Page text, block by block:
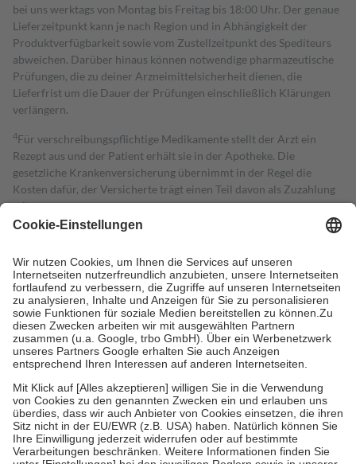
bei uns werktags von Montag bis Freitag bis 18:00 Uhr. Der genaue
Lieferzeitpunkt kann je nach Region und in Abhängigkeit der
Produktverfügbarkeit sowie vom Zustellzeitpunkt des Spediteurs
abweichen. Darüber hinaus können notwendige pharmazeutische
Prüfungen, die zu deiner Arzneimittelsicherheit dienen, die
Lieferfrist um die Dauer der Prüfungen einschließlich Klärungen
verlängern.
4Für verschreibungspflichtige Medikamente stellt der Arzt ein
Rezept aus und der Patient erhält sie in der Apotheke. Die
gesetzliche Krankenversicherung übernimmt in der Regel die
Kosten dafür, der Versicherte trägt einen Teil davon als Zuzahlung
mit.
Grundsätzlich leisten Mitglieder Zuzahlungen in Höhe von zehn
höchstens zehn Euro.
Es sind jedoch nie mehr als die tatsächlichen
Kosten der Leistung zu entrichten.
Diese Regeln gelten grundsätzlich auch für Online-Apotheken.
Bei Heilmitteln und häuslicher Krankenpflege beträgt die
Zuzahlung zehn Prozent der Kosten sowie zehn Euro je
Verordnung.
Um das Engagement der Versicherten für ihre eigene Gesundheit zu
stärken und die besondere Stellung der Familie zu unterstützen,
fallenkeine Zuzahlungenan bei:
• Kindern und Jugendlichen bis zum vollendeten 18. Lebensjahr
mit Ausnahme der Fahrkosten
• Untersuchungen zur Vorsorge und Früherkennung, die von der
GKV getragen werden